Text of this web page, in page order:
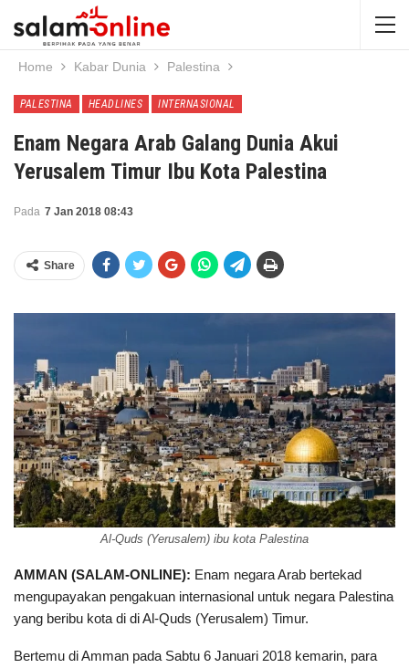
Home Kabar Dunia Palestina
PALESTINA HEADLINES INTERNASIONAL
Enam Negara Arab Galang Dunia Akui
Yerusalem Timur Ibu Kota Palestina
Pada 7 Jan 2018 08:43
Share
Al-Quds (Yerusalem) ibu kota Palestina
AMMAN (SALAM-ONLINE): Enam negara Arab bertekad
mengupayakan pengakuan internasional untuk negara Palestina
yang beribu kota di di Al-Quds (Yerusalem) Timur.
Bertemu di Amman pada Sabtu 6 Januari 2018 kemarin, para